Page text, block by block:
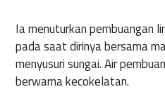
Ia menuturkan pembuangan
pada saat dirinya bersama
menyusuri sungai. Air
berwarna kecokelatan.